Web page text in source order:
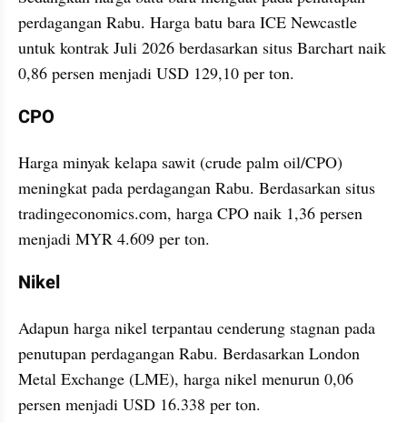
perdagangan Rabu. Harga batu bara ICE Newcastle
untuk kontrak Juli 2026 berdasarkan situs Barchart naik
0,86 persen menjadi USD 129,10 per ton.
CPO
Harga minyak kelapa sawit (crude palm oil/CPO)
meningkat pada perdagangan Rabu. Berdasarkan situs
tradingeconomics.com, harga CPO naik 1,36 persen
menjadi MYR 4.609 per ton.
Nikel
Adapun harga nikel terpantau cenderung stagnan pada
penutupan perdagangan Rabu. Berdasarkan London
Metal Exchange (LME), harga nikel menurun 0,06
persen menjadi USD 16.338 per ton.